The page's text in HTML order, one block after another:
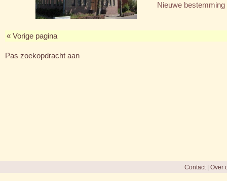
Nieuwe bestemming
« Vorige pagina
Pas zoekopdracht aan
Contact| Over